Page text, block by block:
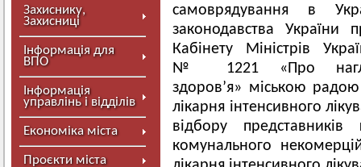
Захиснику,
Захисниці
Інформація для
ВПО
Інформація
управлінь і відділів
Економіка міста
Проєкти міста
самоврядування в
законодавства України
Кабінету Міністрів
№ 1221 «Про
здоров’я» міською
лікарня інтенсивного
відбору
комунального